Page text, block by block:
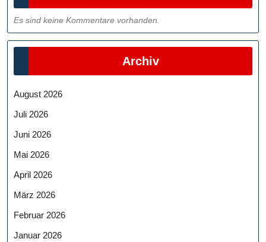
Es sind keine Kommentare vorhanden.
Archiv
August 2026
Juli 2026
Juni 2026
Mai 2026
April 2026
März 2026
Februar 2026
Januar 2026